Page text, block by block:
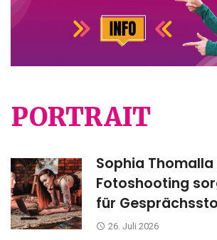
PORTRAIT
Sophia Thomalla
Fotoshooting
für
26. Juli 2026